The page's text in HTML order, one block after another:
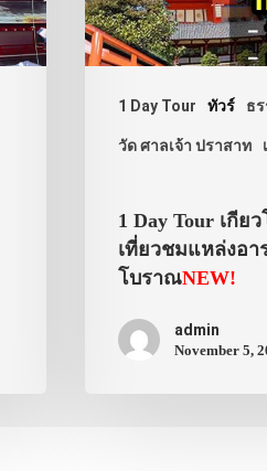
1 Day Tour ทัวร์ ธ
วัด ศาลเจ้า ปราสาท
1 Day Tour เกีย
เที่ยวชมแหล่งอ
โบราณNEW!
admin
November 5,